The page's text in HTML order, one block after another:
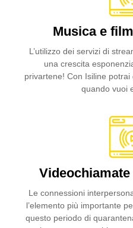
Musica e
L’utilizzo dei servizi di
una crescita
privartene! Con Isiline
quando vuoi
Le connessioni
l’elemento più importante
questo periodo di